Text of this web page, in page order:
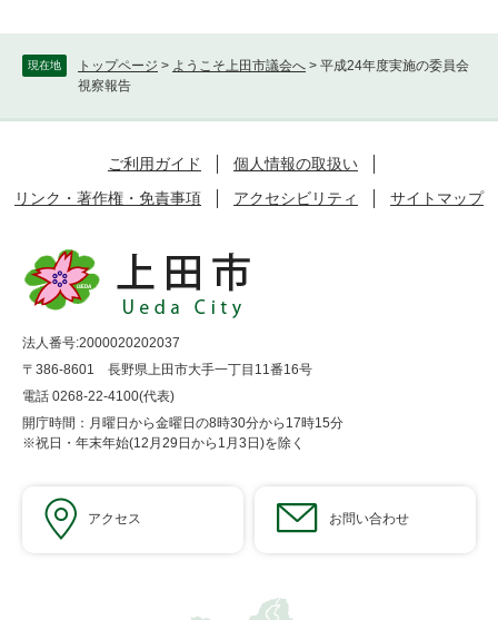
現在地 トップページ > ようこそ上田市議会へ > 平成24年度実施の委員会
視察報告
ご利用ガイド
個人情報の取扱い
リンク・著作権・免責事項
アクセシビリティ サイトマップ
法人番号:2000020202037
〒386-8601 長野県上田市大手一丁目11番16号
電話 0268-22-4100(代表)
開庁時間：月曜日から金曜日の8時30分から17時15分
※祝日・年末年始(12月29日から1月3日)を除く
アクセス お問い合わせ